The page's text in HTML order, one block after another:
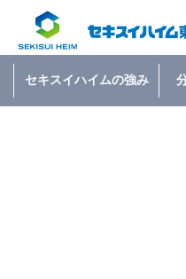
セキスイハイムの強み